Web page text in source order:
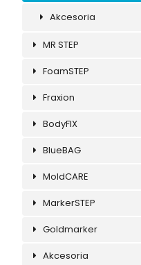
Akcesoria
MR STEP
FoamSTEP
Fraxion
BodyFIX
BlueBAG
MoldCARE
MarkerSTEP
Goldmarker
Akcesoria